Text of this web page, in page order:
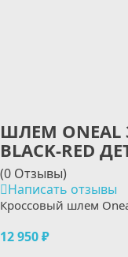
ШЛЕМ ONEAL
BLACK-RED
(0 Отзывы)
Написать отзывы
Кроссовый шлем
12 950 ₽